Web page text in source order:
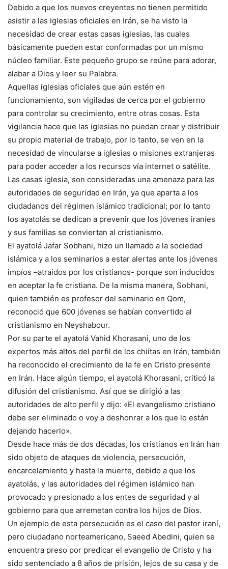
Debido a que los nuevos creyentes no tienen permitido
asistir a las iglesias oficiales en Irán, se ha visto la
necesidad de crear estas casas iglesias, las cuales
básicamente pueden estar conformadas por un mismo
núcleo familiar. Este pequeño grupo se reúne para adorar,
alabar a Dios y leer su Palabra.
Aquellas iglesias oficiales que aún estén en
funcionamiento, son vigiladas de cerca por el gobierno
para controlar su crecimiento, entre otras cosas. Esta
vigilancia hace que las iglesias no puedan crear y distribuir
su propio material de trabajo, por lo tanto, se ven en la
necesidad de vincularse a iglesias o misiones extranjeras
para poder acceder a los recursos vía internet o satélite.
Las casas iglesia, son consideradas una amenaza para las
autoridades de seguridad en Irán, ya que aparta a los
ciudadanos del régimen islámico tradicional; por lo tanto
los ayatolás se dedican a prevenir que los jóvenes iraníes
y sus familias se conviertan al cristianismo.
El ayatolá Jafar Sobhani, hizo un llamado a la sociedad
islámica y a los seminarios a estar alertas ante los jóvenes
impíos –atraídos por los cristianos- porque son inducidos
en aceptar la fe cristiana. De la misma manera, Sobhani,
quien también es profesor del seminario en Qom,
reconoció que 600 jóvenes se habían convertido al
cristianismo en Neyshabour.
Por su parte el ayatolá Vahid Khorasani, uno de los
expertos más altos del perfil de los chiítas en Irán, también
ha reconocido el crecimiento de la fe en Cristo presente
en Irán. Hace algún tiempo, el ayatolá Khorasani, criticó la
difusión del cristianismo. Así que se dirigió a las
autoridades de alto perfil y dijo: «El evangelismo cristiano
debe ser eliminado o voy a deshonrar a los que lo están
dejando hacerlo».
Desde hace más de dos décadas, los cristianos en Irán han
sido objeto de ataques de violencia, persecución,
encarcelamiento y hasta la muerte, debido a que los
ayatolás, y las autoridades del régimen islámico han
provocado y presionado a los entes de seguridad y al
gobierno para que arremetan contra los hijos de Dios.
Un ejemplo de esta persecución es el caso del pastor iraní,
pero ciudadano norteamericano, Saeed Abedini, quien se
encuentra preso por predicar el evangelio de Cristo y ha
sido sentenciado a 8 años de prisión, lejos de su casa y de